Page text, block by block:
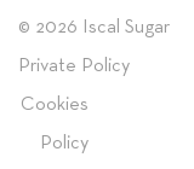
© 2026 Iscal Sugar
Private Policy
Cookies
Policy